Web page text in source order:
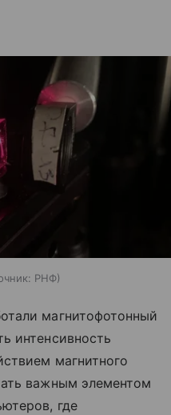
РНФ
магнитофотонный
интенсивность
магнитного
важным элементом
где